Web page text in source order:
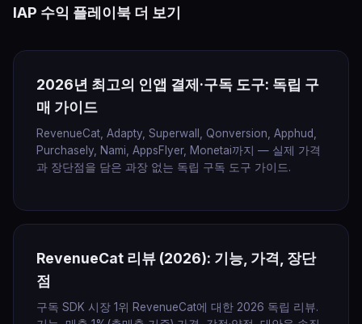
IAP 수익 플레이북 더 보기
2026년 최고의 인앱 결제·구독 도구: 독립 구
매 가이드
RevenueCat, Adapty, Superwall, Qonversion, Apphud,
Purchasely, Nami, AppsFlyer, Monetai까지 — 실제 가격
과 장단점을 담은 과장 없는 독립 구독 도구 가이드.
RevenueCat 리뷰 (2026): 기능, 가격, 장단
점
구독 SDK 시장 1위 RevenueCat에 대한 2026 독립 리뷰.